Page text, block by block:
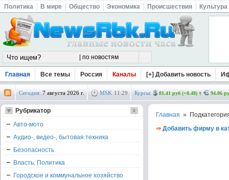
Политика В мире Общество Экономика Происшествия Культура
Главная Все темы Россия Каналы [+] Добавить новость
Сегодня: 7 августа 2026 г. MSK 11 :29 Курсы: 81.41 руб (+0.48) 94.06
Главная »
⇒ Добавить фирму в
Рубрикатор
Авто-мото
Аудио-, видео-, бытовая техника
Безопасность
Власть, Политика
Городское и коммунальное хозяйство